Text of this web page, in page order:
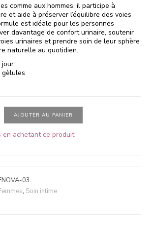
comme aux hommes, il participe à
et aide à préserver l’équilibre des voies
est idéale pour les personnes
davantage de confort urinaire, soutenir
urinaires et prendre soin de leur sphère
naturelle au quotidien.
jour
gèlules
AJOUTER AU PANIER
en achetant ce produit.
03
, Soin intime